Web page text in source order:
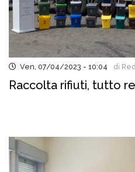
Ven, 07/04/2023 - 10:04 di
Raccolta rifiuti, tutto